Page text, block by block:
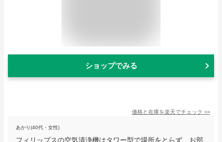
ショップでみる
価格と在庫を楽天でチェック >>
あかり(40代・女性)
フィリップスの空気清浄機はタワー型で場所をとらず、お部